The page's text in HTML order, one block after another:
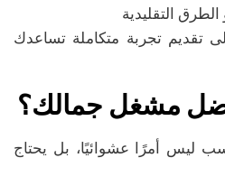
الطرق التقليدية
تقديم تجربة متكاملة تساعدك
مشغل جمالك؟
ليس أمرًا عشوائيًا، بل يحتاج